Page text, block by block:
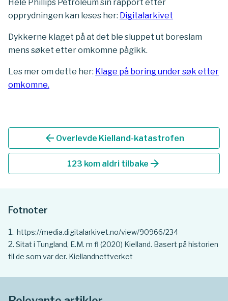
Hele Phillips Petroleum sin rapport etter
opprydningen kan leses her: Digitalarkivet
Dykkerne klaget på at det ble sluppet ut boreslam
mens søket etter omkomne pågikk.
Les mer om dette her: Klage på boring under søk etter
omkomne.
arrow_back Overlevde Kielland-katastrofen
123 kom aldri tilbake arrow_forward
Fotnoter
https://media.digitalarkivet.no/view/90966/234
Sitat i Tungland, E.M. m fl (2020) Kielland. Basert på historien
til de som var der. Kiellandnettverket